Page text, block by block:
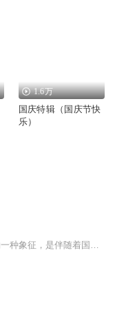
1.6万
国庆特辑（国庆节快
乐）